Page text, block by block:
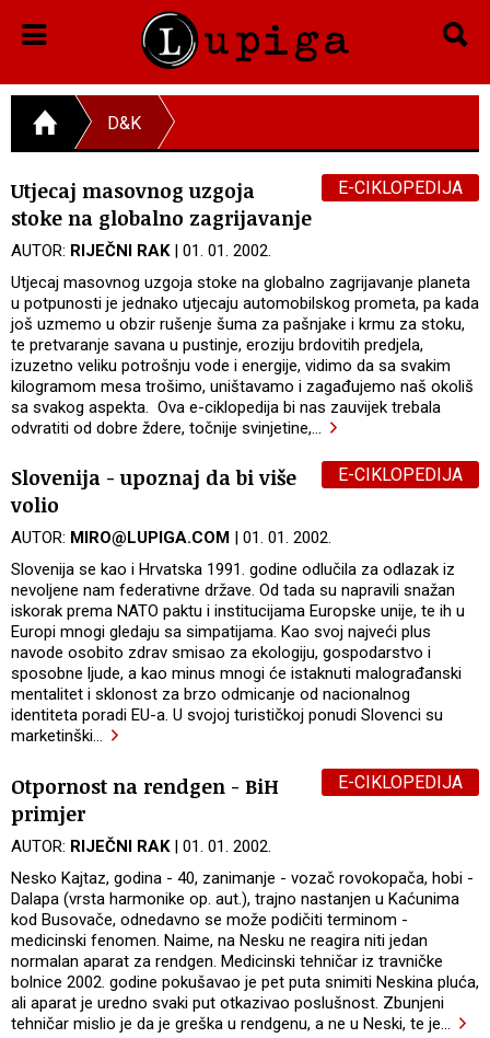
D&K
E-CIKLOPEDIJA
Utjecaj masovnog uzgoja
stoke na globalno zagrijavanje
AUTOR: RIJEČNI RAK| 01. 01. 2002.
Utjecaj masovnog uzgoja stoke na globalno zagrijavanje planeta
u potpunosti je jednako utjecaju automobilskog prometa, pa kada
još uzmemo u obzir rušenje šuma za pašnjake i krmu za stoku,
te pretvaranje savana u pustinje, eroziju brdovitih predjela,
izuzetno veliku potrošnju vode i energije, vidimo da sa svakim
kilogramom mesa trošimo, uništavamo i zagađujemo naš okoliš
sa svakog aspekta. Ova e-ciklopedija bi nas zauvijek trebala
odvratiti od dobre ždere, točnije svinjetine,…
E-CIKLOPEDIJA
Slovenija - upoznaj da bi više
volio
AUTOR: MIRO@LUPIGA.COM
| 01. 01. 2002.
Slovenija se kao i Hrvatska 1991. godine odlučila za odlazak iz
nevoljene nam federativne države. Od tada su napravili snažan
iskorak prema NATO paktu i institucijama Europske unije, te ih u
Europi mnogi gledaju sa simpatijama. Kao svoj najveći plus
navode osobito zdrav smisao za ekologiju, gospodarstvo i
sposobne ljude, a kao minus mnogi će istaknuti malograđanski
mentalitet i sklonost za brzo odmicanje od nacionalnog
identiteta poradi EU-a. U svojoj turističkoj ponudi Slovenci su
marketinški…
E-CIKLOPEDIJA
Otpornost na rendgen - BiH
primjer
AUTOR: RIJEČNI RAK| 01. 01. 2002.
Nesko Kajtaz, godina - 40, zanimanje - vozač rovokopača, hobi -
Dalapa (vrsta harmonike op. aut.), trajno nastanjen u Kaćunima
kod Busovače, odnedavno se može podičiti terminom -
medicinski fenomen. Naime, na Nesku ne reagira niti jedan
normalan aparat za rendgen. Medicinski tehničar iz travničke
bolnice 2002. godine pokušavao je pet puta snimiti Neskina pluća,
ali aparat je uredno svaki put otkazivao poslušnost. Zbunjeni
tehničar mislio je da je greška u rendgenu, a ne u Neski, te je